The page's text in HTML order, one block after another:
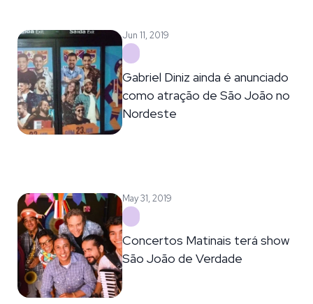
Jun 11, 2019
Gabriel Diniz ainda é anunciado
como atração de São João no
Nordeste
May 31, 2019
Concertos Matinais terá show
São João de Verdade